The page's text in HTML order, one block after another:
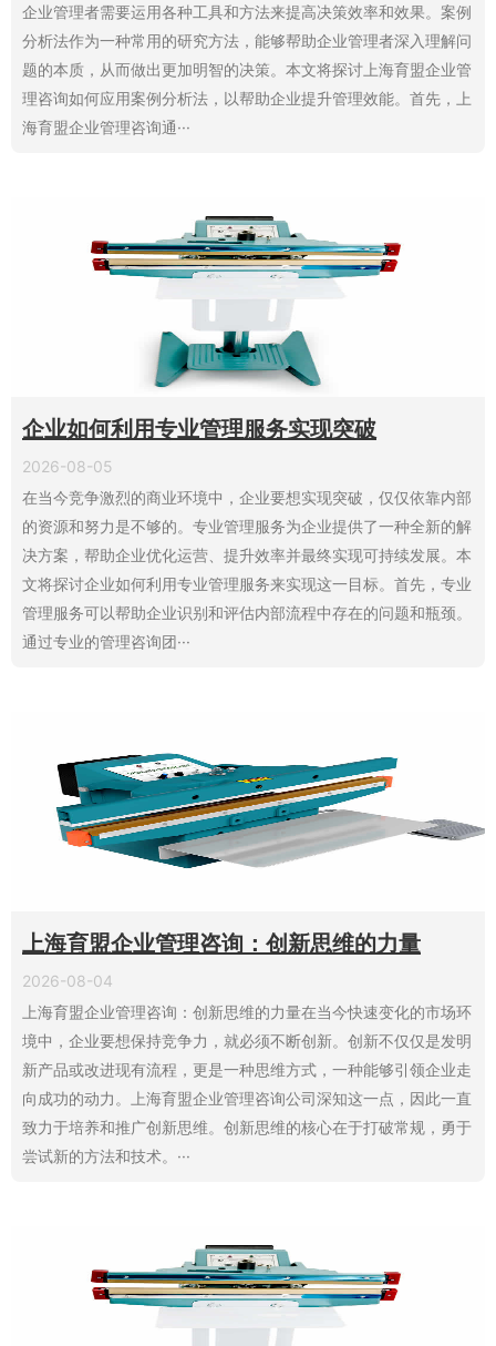
企业管理者需要运用各种工具和方法来提高决策效率和效果。案例
分析法作为一种常用的研究方法，能够帮助企业管理者深入理解问
题的本质，从而做出更加明智的决策。本文将探讨上海育盟企业管
理咨询如何应用案例分析法，以帮助企业提升管理效能。首先，上
海育盟企业管理咨询通···
企业如何利用专业管理服务实现突破
2026-08-05
在当今竞争激烈的商业环境中，企业要想实现突破，仅仅依靠内部
的资源和努力是不够的。专业管理服务为企业提供了一种全新的解
决方案，帮助企业优化运营、提升效率并最终实现可持续发展。本
文将探讨企业如何利用专业管理服务来实现这一目标。首先，专业
管理服务可以帮助企业识别和评估内部流程中存在的问题和瓶颈。
通过专业的管理咨询团···
上海育盟企业管理咨询：创新思维的力量
2026-08-04
上海育盟企业管理咨询：创新思维的力量在当今快速变化的市场环
境中，企业要想保持竞争力，就必须不断创新。创新不仅仅是发明
新产品或改进现有流程，更是一种思维方式，一种能够引领企业走
向成功的动力。上海育盟企业管理咨询公司深知这一点，因此一直
致力于培养和推广创新思维。创新思维的核心在于打破常规，勇于
尝试新的方法和技术。···